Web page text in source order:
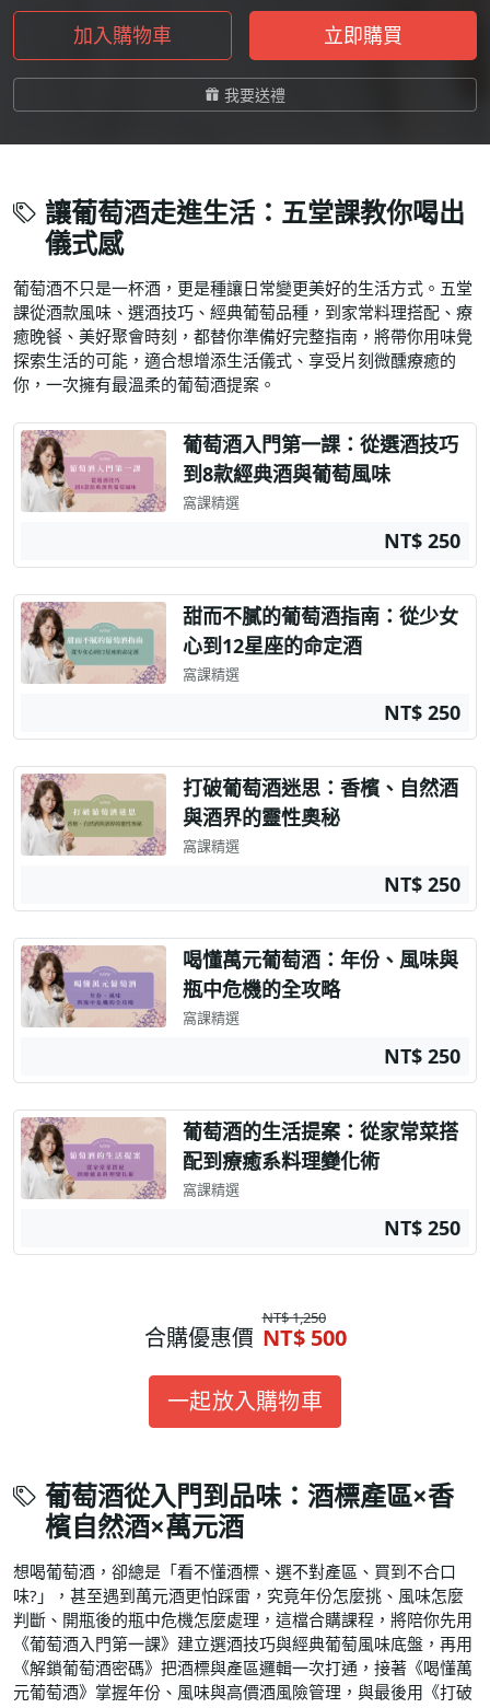
加入購物車 立即購買
我要送禮
讓葡萄酒走進生活：五堂課教你喝出
儀式感
葡萄酒不只是一杯酒，更是種讓日常變更美好的生活方式。五堂
課從酒款風味、選酒技巧、經典葡萄品種，到家常料理搭配、療
癒晚餐、美好聚會時刻，都替你準備好完整指南，將帶你用味覺
探索生活的可能，適合想增添生活儀式、享受片刻微醺療癒的
你，一次擁有最溫柔的葡萄酒提案。
葡萄酒入門第一課：從選酒技巧
到8款經典酒與葡萄風味
窩課精選
NT$ 250
甜而不膩的葡萄酒指南：從少女
心到12星座的命定酒
窩課精選
NT$ 250
打破葡萄酒迷思：香檳、自然酒
與酒界的靈性奧秘
窩課精選
NT$ 250
喝懂萬元葡萄酒：年份、風味與
瓶中危機的全攻略
窩課精選
NT$ 250
葡萄酒的生活提案：從家常菜搭
配到療癒系料理變化術
窩課精選
NT$ 250
合購優惠價
NT$ 1,250
NT$ 500
一起放入購物車
葡萄酒從入門到品味：酒標產區×香
檳自然酒×萬元酒
想喝葡萄酒，卻總是「看不懂酒標、選不對產區、買到不合口
味?」，甚至遇到萬元酒更怕踩雷，究竟年份怎麼挑、風味怎麼
判斷、開瓶後的瓶中危機怎麼處理，這檔合購課程，將陪你先用
《葡萄酒入門第一課》建立選酒技巧與經典葡萄風味底盤，再用
《解鎖葡萄酒密碼》把酒標與產區邏輯一次打通，接著《喝懂萬
元葡萄酒》掌握年份、風味與高價酒風險管理，與最後用《打破